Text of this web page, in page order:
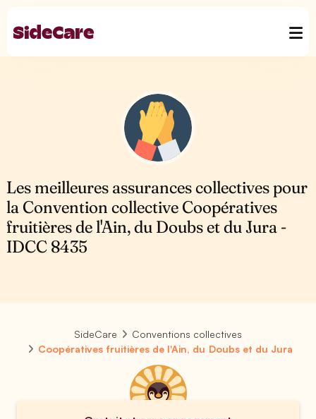
Les meilleures assurances collectives pour
la Convention collective Coopératives
fruitières de l'Ain, du Doubs et du Jura -
IDCC 8435
SideCare
Conventions collectives
Coopératives fruitières de l'Ain, du Doubs et du Jura